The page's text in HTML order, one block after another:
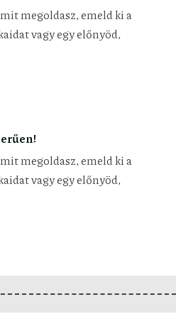
megoldasz, emeld ki a
vagy egy előnyöd,
megoldasz, emeld ki a
vagy egy előnyöd,